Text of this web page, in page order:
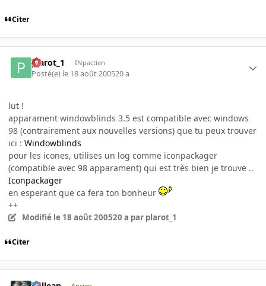
Citer
plarot_1 INpactien
Posté(e) le 18 août 200520 a
lut !
apparament windowblinds 3.5 est compatible avec windows
98 (contrairement aux nouvelles versions) que tu peux trouver
ici : Windowblinds
pour les icones, utilises un log comme iconpackager
(compatible avec 98 apparament) qui est très bien je trouve ..
Iconpackager
en esperant que ca fera ton bonheur
++
Modifié le 18 août 200520 a par plarot_1
Citer